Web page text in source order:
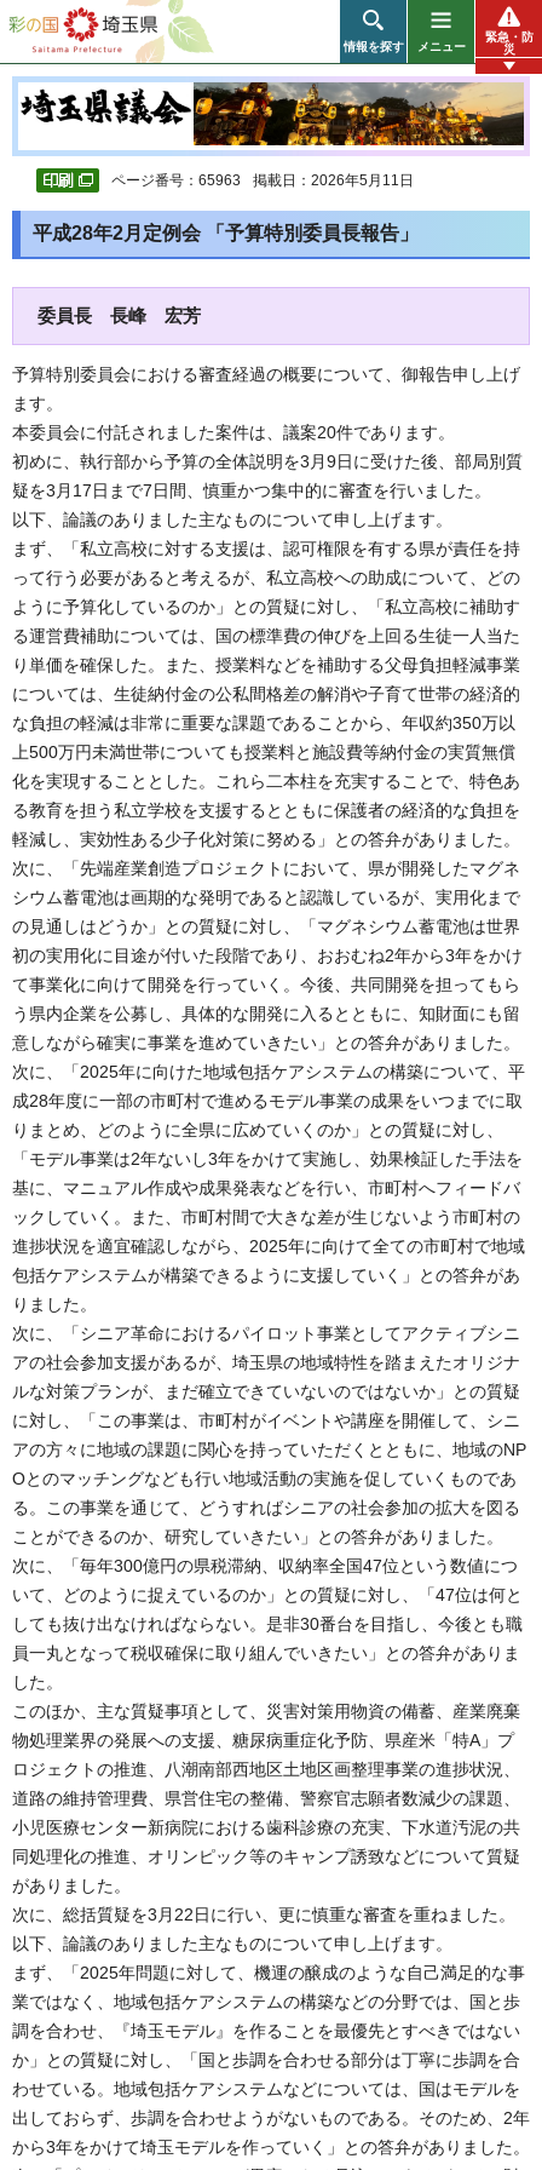
彩の国 埼玉県
情報を探す メニュー
緊急・防
災
ページ番号：65963 掲載日：2026年5月11日
平成28年2月定例会 「予算特別委員長報告」
委員長 長峰 宏芳
予算特別委員会における審査経過の概要について、御報告申し上げ
ます。
本委員会に付託されました案件は、議案20件であります。
初めに、執行部から予算の全体説明を3月9日に受けた後、部局別質
疑を3月17日まで7日間、慎重かつ集中的に審査を行いました。
以下、論議のありました主なものについて申し上げます。
まず、「私立高校に対する支援は、認可権限を有する県が責任を持
って行う必要があると考えるが、私立高校への助成について、どの
ように予算化しているのか」との質疑に対し、「私立高校に補助す
る運営費補助については、国の標準費の伸びを上回る生徒一人当た
り単価を確保した。また、授業料などを補助する父母負担軽減事業
については、生徒納付金の公私間格差の解消や子育て世帯の経済的
な負担の軽減は非常に重要な課題であることから、年収約350万以
上500万円未満世帯についても授業料と施設費等納付金の実質無償
化を実現することとした。これら二本柱を充実することで、特色あ
る教育を担う私立学校を支援するとともに保護者の経済的な負担を
軽減し、実効性ある少子化対策に努める」との答弁がありました。
次に、「先端産業創造プロジェクトにおいて、県が開発したマグネ
シウム蓄電池は画期的な発明であると認識しているが、実用化まで
の見通しはどうか」との質疑に対し、「マグネシウム蓄電池は世界
初の実用化に目途が付いた段階であり、おおむね2年から3年をかけ
て事業化に向けて開発を行っていく。今後、共同開発を担ってもら
う県内企業を公募し、具体的な開発に入るとともに、知財面にも留
意しながら確実に事業を進めていきたい」との答弁がありました。
次に、「2025年に向けた地域包括ケアシステムの構築について、平
成28年度に一部の市町村で進めるモデル事業の成果をいつまでに取
りまとめ、どのように全県に広めていくのか」との質疑に対し、
「モデル事業は2年ないし3年をかけて実施し、効果検証した手法を
基に、マニュアル作成や成果発表などを行い、市町村へフィードバ
ックしていく。また、市町村間で大きな差が生じないよう市町村の
進捗状況を適宜確認しながら、2025年に向けて全ての市町村で地域
包括ケアシステムが構築できるように支援していく」との答弁があ
りました。
次に、「シニア革命におけるパイロット事業としてアクティブシニ
アの社会参加支援があるが、埼玉県の地域特性を踏まえたオリジナ
ルな対策プランが、まだ確立できていないのではないか」との質疑
に対し、「この事業は、市町村がイベントや講座を開催して、シニ
アの方々に地域の課題に関心を持っていただくとともに、地域のNP
Oとのマッチングなども行い地域活動の実施を促していくものであ
る。この事業を通じて、どうすればシニアの社会参加の拡大を図る
ことができるのか、研究していきたい」との答弁がありました。
次に、「毎年300億円の県税滞納、収納率全国47位という数値につ
いて、どのように捉えているのか」との質疑に対し、「47位は何と
しても抜け出なければならない。是非30番台を目指し、今後とも職
員一丸となって税収確保に取り組んでいきたい」との答弁がありま
した。
このほか、主な質疑事項として、災害対策用物資の備蓄、産業廃棄
物処理業界の発展への支援、糖尿病重症化予防、県産米「特A」プ
ロジェクトの推進、八潮南部西地区土地区画整理事業の進捗状況、
道路の維持管理費、県営住宅の整備、警察官志願者数減少の課題、
小児医療センター新病院における歯科診療の充実、下水道汚泥の共
同処理化の推進、オリンピック等のキャンプ誘致などについて質疑
がありました。
次に、総括質疑を3月22日に行い、更に慎重な審査を重ねました。
以下、論議のありました主なものについて申し上げます。
まず、「2025年問題に対して、機運の醸成のような自己満足的な事
業ではなく、地域包括ケアシステムの構築などの分野では、国と歩
調を合わせ、『埼玉モデル』を作ることを最優先とすべきではない
か」との質疑に対し、「国と歩調を合わせる部分は丁寧に歩調を合
わせている。地域包括ケアシステムなどについては、国はモデルを
出しておらず、歩調を合わせようがないものである。そのため、2年
から3年をかけて埼玉モデルを作っていく」との答弁がありました。